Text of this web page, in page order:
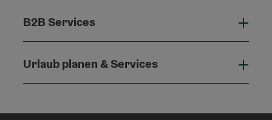
B2B Services
Urlaub planen & Services